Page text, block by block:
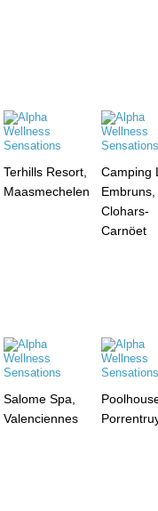
Terhills Resort,
Maasmechelen
Camping
Embruns,
Clohars-
Carnöet
Salome Spa,
Valenciennes